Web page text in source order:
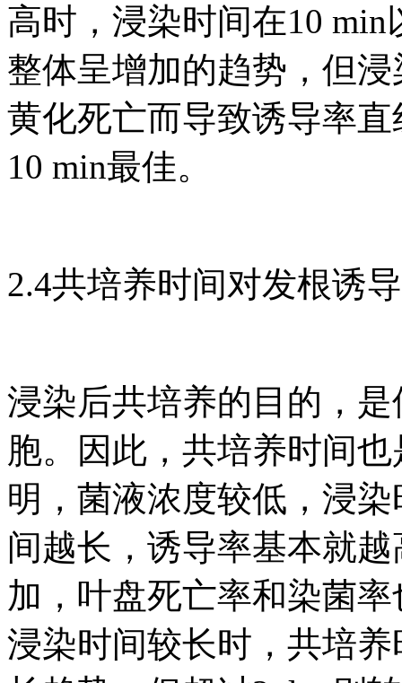
高时，浸染时间在10
整体呈增加的趋势，但
黄化死亡而导致诱导率
10 min最佳。
2.4共培养时间对发根诱
浸染后共培养的目的，
胞。因此，共培养时间
明，菌液浓度较低，浸
间越长，诱导率基本就
加，叶盘死亡率和染菌
浸染时间较长时，共培